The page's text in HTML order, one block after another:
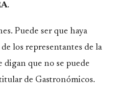
.
Puede ser que haya
los representantes de la
que no se puede
de Gastronómicos.